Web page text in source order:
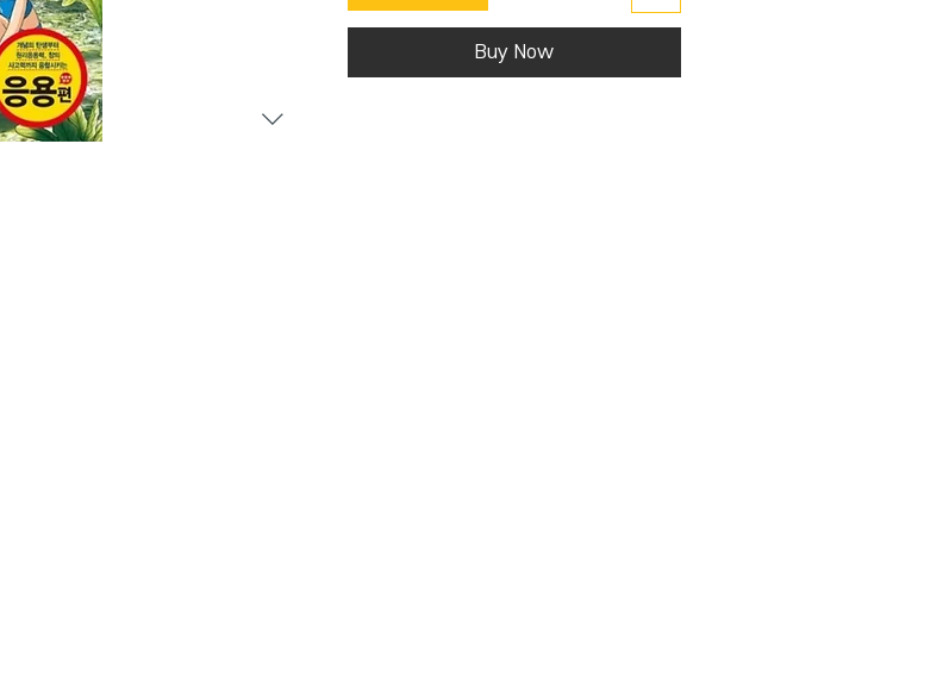
의사고력을 강화시키고 수리논술의 기반
을 튼튼히 할 수 있으며, 61권부터 구성되
는 종합편에서는 기본편, 심화편, 창의편
Buy Now